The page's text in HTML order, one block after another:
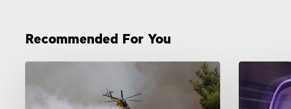
Recommended For You